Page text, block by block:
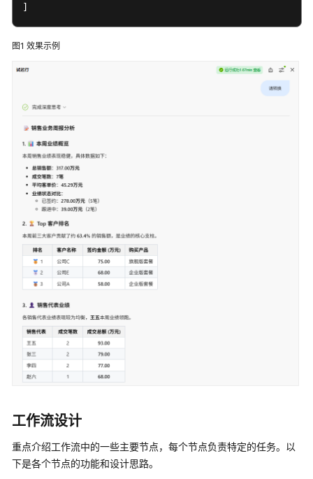
工
作
流
实
践
搭
建
联
网
搜
索
工
建
文
件
解
]
图1 效果示例
工作流设计
重点介绍工作流中的一些主要节点，每个节点负责特定的任务。以
下是各个节点的功能和设计思路。